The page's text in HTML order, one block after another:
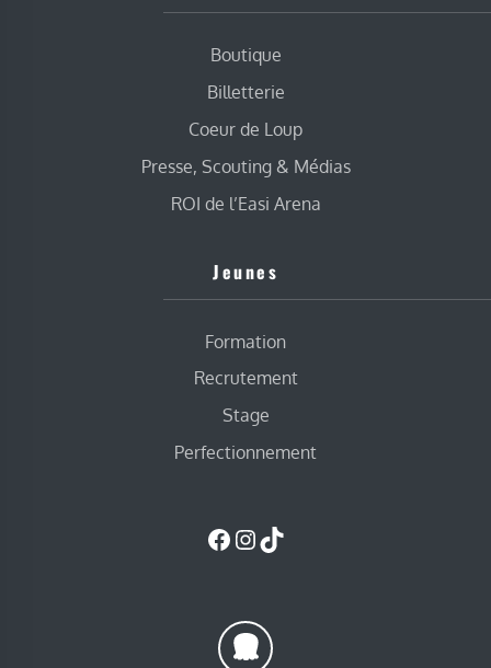
Boutique
Billetterie
Coeur de Loup
Presse, Scouting & Médias
ROI de l’Easi Arena
Jeunes
Formation
Recrutement
Stage
Perfectionnement
Facebook
Instagram
TikTok